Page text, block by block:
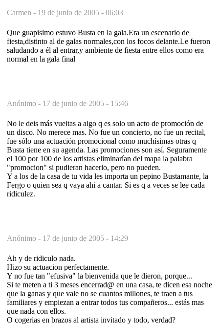
Carmen - 19 de junio de 2005 - 06:03
Que guapisimo estuvo Busta en la gala.Era un escenario de
fiesta,distinto al de galas normales,con los focos delante.Le fueron
saludando a él al entrar,y ambiente de fiesta entre ellos como era
normal en la gala final
Anónimo - 17 de junio de 2005 - 15:46
No le deis más vueltas a algo q es solo un acto de promoción de
un disco. No merece mas. No fue un concierto, no fue un recital,
fue sólo una actuación promocional como muchísimas otras q
Busta tiene en su agenda. Las promociones son así. Seguramente
el 100 por 100 de los artistas eliminarían del mapa la palabra
"promocion" si pudieran hacerlo, pero no pueden.
Y a los de la casa de tu vida les importa un pepino Bustamante, la
Fergo o quien sea q vaya ahi a cantar. Si es q a veces se lee cada
ridiculez.
Anónimo - 17 de junio de 2005 - 14:29
Ah y de ridiculo nada.
Hizo su actuacion perfectamente.
Y no fue tan "efusiva" la bienvenida que le dieron, porque...
Si te meten a ti 3 meses encerrad@ en una casa, te dicen esa noche
que la ganas y que vale no se cuantos millones, te traen a tus
familiares y empiezan a entrar todos tus compañeros... estás mas
que nada con ellos.
O cogerias en brazos al artista invitado y todo, verdad?